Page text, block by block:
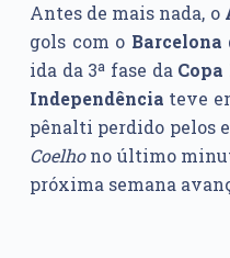
Antes de mais nada, o
gols com o Barcelona
ida da 3ª fase da
Independência teve
pênalti perdido pelos
Coelhono último
próxima semana